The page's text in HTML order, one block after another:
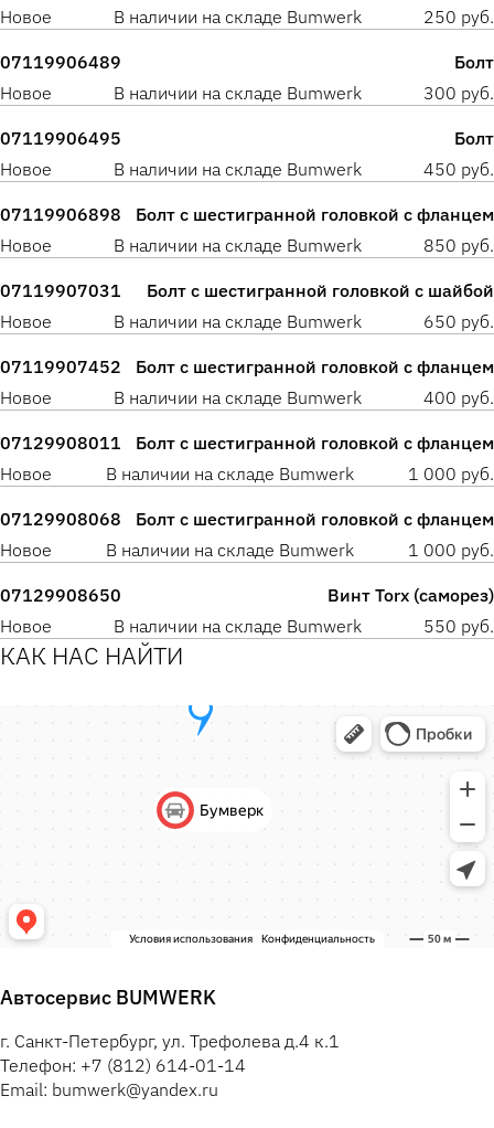
Новое
В наличии на складе Bumwerk 250 руб.
07119906489
Болт
Новое
В наличии на складе Bumwerk 300 руб.
07119906495
Болт
Новое
В наличии на складе Bumwerk 450 руб.
07119906898
Болт с шестигранной головкой с фланцем
Новое
В наличии на складе Bumwerk 850 руб.
07119907031
Болт с шестигранной головкой с шайбой
Новое
В наличии на складе Bumwerk 650 руб.
07119907452
Болт с шестигранной головкой с фланцем
Новое
В наличии на складе Bumwerk 400 руб.
07129908011
Болт с шестигранной головкой с фланцем
Новое
В наличии на складе Bumwerk 1 000 руб.
07129908068
Болт с шестигранной головкой с фланцем
Новое
В наличии на складе Bumwerk 1 000 руб.
07129908650
Винт Torx (саморез)
Новое
В наличии на складе Bumwerk 550 руб.
КАК НАС НАЙТИ
Автосервис BUMWERK
г. Санкт-Петербург, ул. Трефолева д.4 к.1
Телефон: +7 (812) 614-01-14
Email: bumwerk@yandex.ru